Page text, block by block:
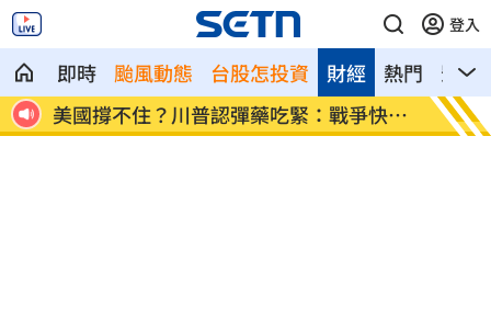
登入
即時 颱風動態 台股怎投資 熱門 影音
財經
結
專家曝下週「這兩天」短線反彈要來了
「料
曝